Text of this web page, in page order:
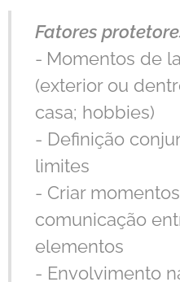
Fatores
- Momentos de
(exterior ou
casa; hobbies)
- Definição
limites
- Criar
comunicação
elementos
- Envolvimento